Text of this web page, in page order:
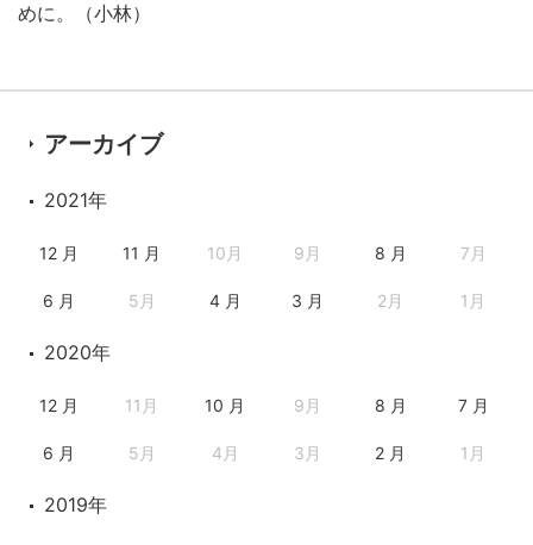
めに。（小林）
アーカイブ
2021年
12 月 11 月 10月 9月 8 月 7月
6 月 5月 4 月 3 月 2月 1月
2020年
12 月 11月 10 月 9月 8 月 7 月
6 月 5月 4月 3月 2 月 1月
2019年